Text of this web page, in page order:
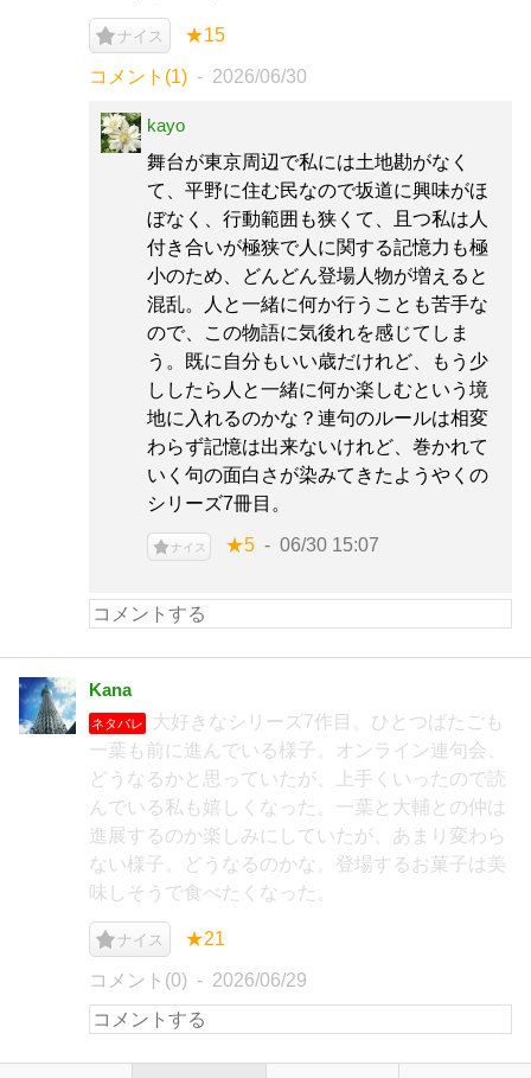
ナイス ★15
コメント(1) 2026/06/30
kayo
舞台が東京周辺で私には土地勘がなく
て、平野に住む民なので坂道に興味がほ
ぼなく、行動範囲も狭くて、且つ私は人
付き合いが極狭で人に関する記憶力も極
小のため、どんどん登場人物が増えると
混乱。人と一緒に何か行うことも苦手な
ので、この物語に気後れを感じてしま
う。既に自分もいい歳だけれど、もう少
ししたら人と一緒に何か楽しむという境
地に入れるのかな？連句のルールは相変
わらず記憶は出来ないけれど、巻かれて
いく句の面白さが染みてきたようやくの
シリーズ7冊目。
ナイス ★5 06/30 15:07
Kana
ネタバレ
大好きなシリーズ7作目。ひとつばたごも
一葉も前に進んでいる様子。オンライン連句会、
どうなるかと思っていたが、上手くいったので読
んでいる私も嬉しくなった。一葉と大輔との仲は
進展するのか楽しみにしていたが、あまり変わら
ない様子。どうなるのかな。登場するお菓子は美
味しそうで食べたくなった。
ナイス ★21
コメント(0) 2026/06/29